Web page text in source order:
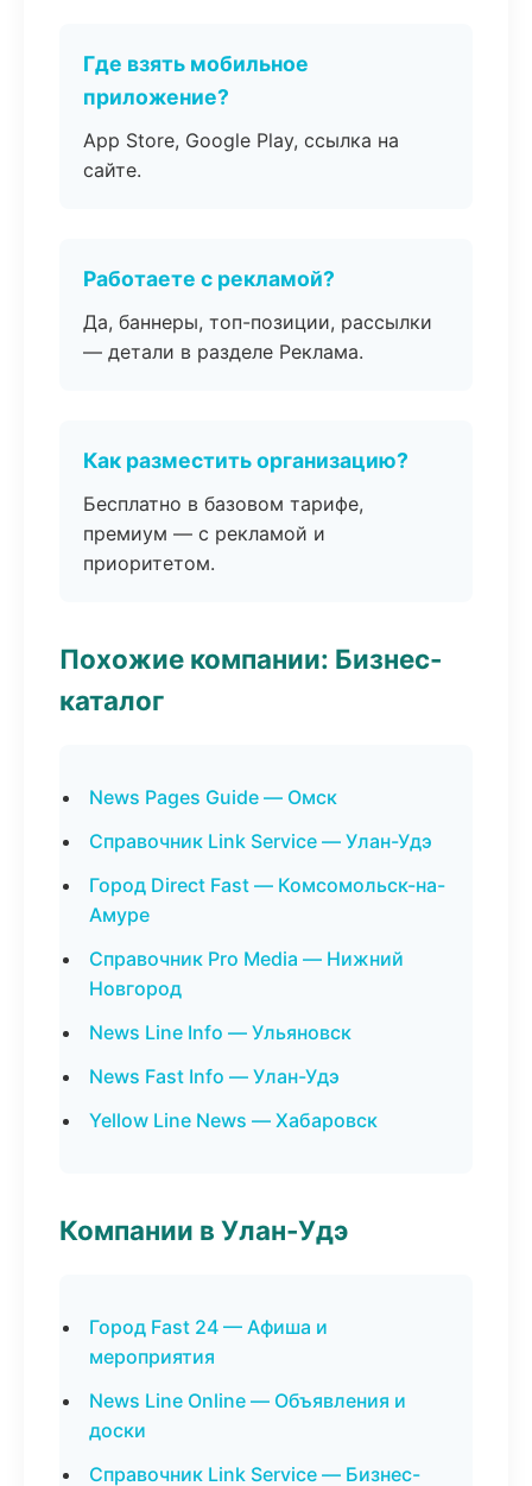
Где взять мобильное
приложение?
App Store, Google Play, ссылка на
сайте.
Работаете с рекламой?
Да, баннеры, топ-позиции, рассылки
— детали в разделе Реклама.
Как разместить организацию?
Бесплатно в базовом тарифе,
премиум — с рекламой и
приоритетом.
Похожие компании: Бизнес-
каталог
News Pages Guide — Омск
Справочник Link Service — Улан-Удэ
Город Direct Fast — Комсомольск-на-
Амуре
Справочник Pro Media — Нижний
Новгород
News Line Info — Ульяновск
News Fast Info — Улан-Удэ
Yellow Line News — Хабаровск
Компании в Улан-Удэ
Город Fast 24 — Афиша и
мероприятия
News Line Online — Объявления и
доски
Справочник Link Service — Бизнес-